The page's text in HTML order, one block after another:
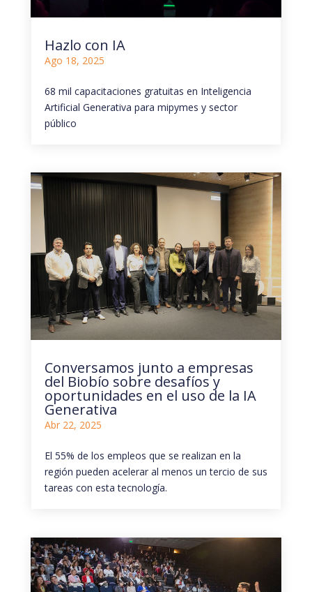
Hazlo con IA
Ago 18, 2025
68 mil capacitaciones gratuitas en Inteligencia
Artificial Generativa para mipymes y sector
público
Conversamos junto a empresas
del Biobío sobre desafíos y
oportunidades en el uso de la IA
Generativa
Abr 22, 2025
El 55% de los empleos que se realizan en la
región pueden acelerar al menos un tercio de sus
tareas con esta tecnología.